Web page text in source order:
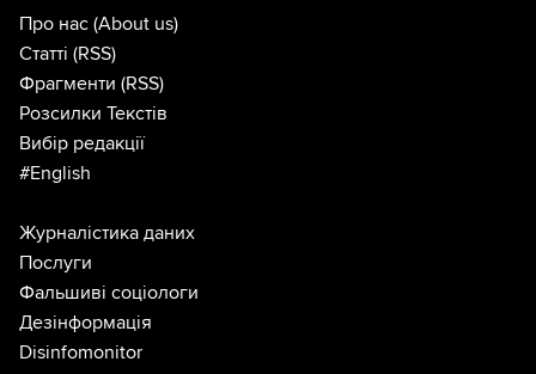
Про нас (About us)
Статті (RSS)
Фрагменти (RSS)
Розсилки Текстів
Вибір редакції
#English
Журналістика даних
Послуги
Фальшиві соціологи
Дезінформація
Disinfomonitor